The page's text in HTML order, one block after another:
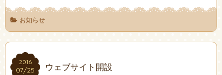
お知らせ
2016
07/25
2016
07/25 ウェブサイト開設